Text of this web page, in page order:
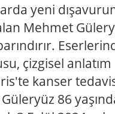
yeni
Mehmet
çizgisel
kanser
86